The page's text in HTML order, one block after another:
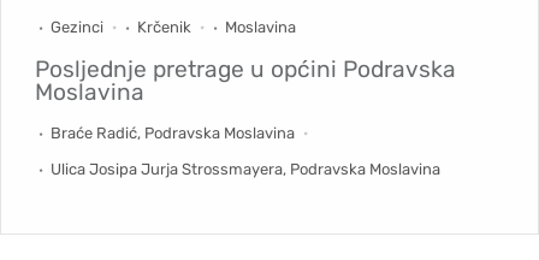
Gezinci Krčenik Moslavina
Posljednje pretrage u općini Podravska
Moslavina
Braće Radić, Podravska Moslavina
Ulica Josipa Jurja Strossmayera, Podravska Moslavina